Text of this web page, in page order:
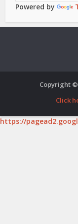
Powered by
Copyright ©
Click
https://